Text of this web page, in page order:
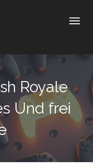
Royale
Und frei